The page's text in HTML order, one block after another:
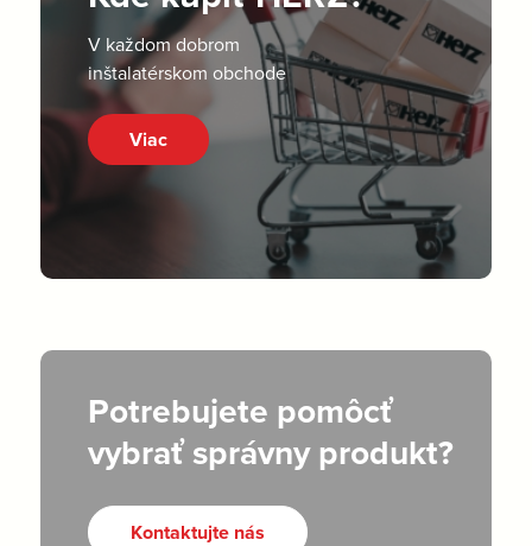
V každom dobrom
inštalatérskom obchode
Viac
Potrebujete pomôcť
vybrať správny produkt?
Kontaktujte nás